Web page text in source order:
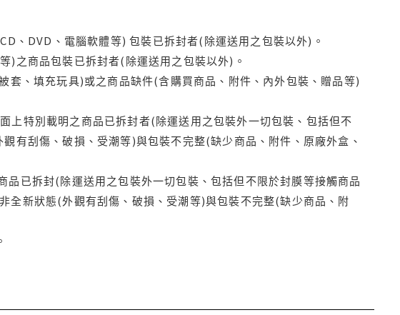
、DVD、電腦軟體等) 包裝已拆封者(除運送用之包裝以外)。
)之商品包裝已拆封者(除運送用之包裝以外)。
、填充玩具)或之商品缺件(含購買商品、附件、內外包裝、贈品等)
上特別載明之商品已拆封者(除運送用之包裝外一切包裝、包括但不
有刮傷、破損、受潮等)與包裝不完整(缺少商品、附件、原廠外盒、
已拆封(除運送用之包裝外一切包裝、包括但不限於封膜等接觸商品
全新狀態(外觀有刮傷、破損、受潮等)與包裝不完整(缺少商品、附